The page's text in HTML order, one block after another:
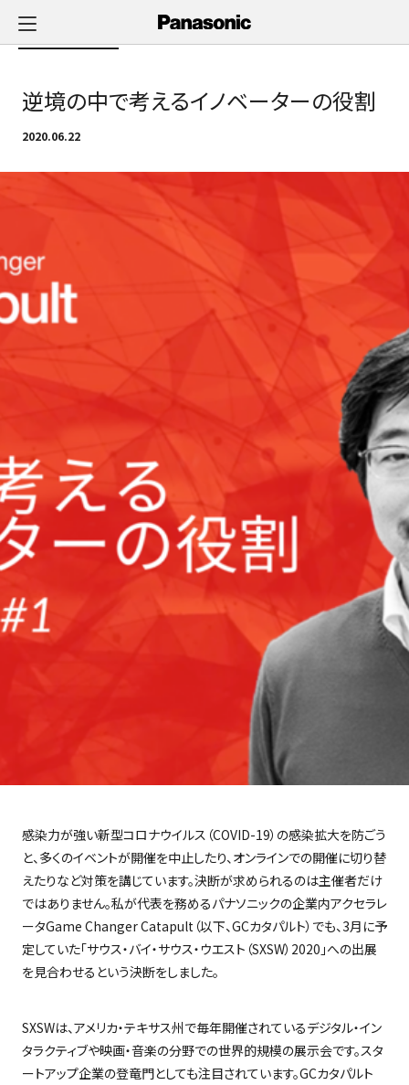
ッ
プ
逆境の中で考えるイノベーターの役割
2020.06.22
感染力が強い新型コロナウイルス（COVID-19）の感染拡大を防ごう
と、多くのイベントが開催を中止したり、オンラインでの開催に切り替
えたりなど対策を講じています。決断が求められるのは主催者だけ
ではありません。私が代表を務めるパナソニックの企業内アクセラレ
ータGame Changer Catapult （以下、GCカタパルト）でも、3月に予
定していた「サウス・バイ・サウス・ウエスト（SXSW） 2020 」への出展
を見合わせるという決断をしました。
SXSWは、アメリカ・テキサス州で毎年開催されているデジタル・イン
タラクティブや映画・音楽の分野での世界的規模の展示会です。スタ
ートアップ企業の登竜門としても注目されています。GCカタパルト